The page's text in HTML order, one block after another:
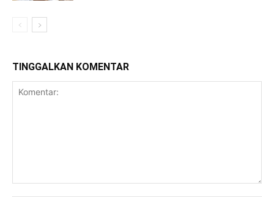
TINGGALKAN KOMENTAR